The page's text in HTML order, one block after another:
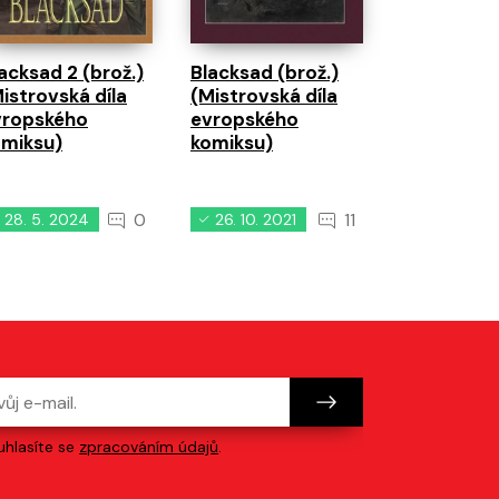
2 (brož.)
díla
28. 5. 2024 0
Blacksad (brož.)
(Mistrovská díla
evropského
komiksu)
26. 10. 2021 11
se zpracováním údajů.